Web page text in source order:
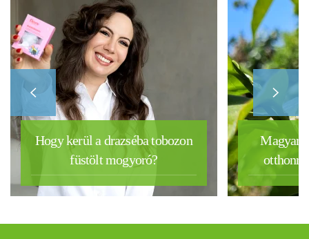
Hogy kerül a drazséba tobozon
füstölt mogyoró?
Magyar